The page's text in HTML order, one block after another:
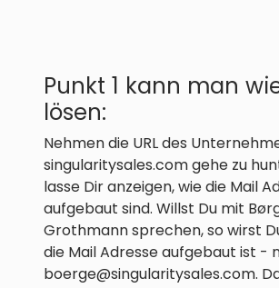
Punkt 1 kann man
lösen:
Nehmen die URL des
singularitysales.com gehe zu
lasse Dir anzeigen, wie die Mail
aufgebaut sind. Willst Du mit
Grothmann sprechen, so wirst
die Mail Adresse aufgebaut ist -
boerge@singularitysales.com.